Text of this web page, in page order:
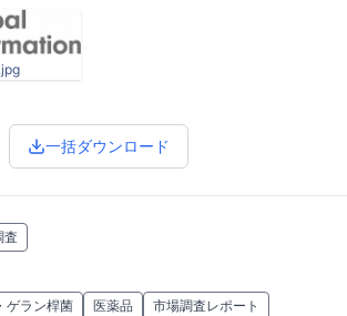
一括ダウンロード
査
ゲラン桿菌 医薬品 市場調査レポート